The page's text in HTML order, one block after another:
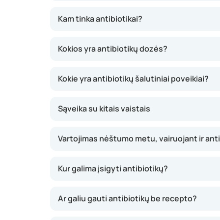
vožtuvų uždegimas gali būti mirtinas, jei
gripo, jais gydyti negalima. Kartais pakanka
Koks antibiotikas tinkamas gydyti
Penicilinas
Doksiciklinas
Klaritromicinas
Paprastai antibiotikai skirstomi į siauro ir
Kam tinka antibiotikai?
Kokios yra antibiotikų dozės?
Kokie yra antibiotikų šalutiniai poveikiai?
Sąveika su kitais vaistais
Vartojimas nėštumo metu, vairuojant ir
Kur galima įsigyti antibiotikų?
Ar galiu gauti antibiotikų be recepto?